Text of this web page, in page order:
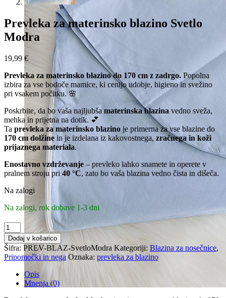
Prevleka za materinsko blazino Svetlo
Modra
19,99 €
Prevleka za materinsko blazino do 170 cm z zadrgo. Popolna
izbira za vse bodoče mamice, ki cenijo udobje, higieno in svežino
pri vsakem počitku. 🌸
Poskrbite, da bo vaša najljubša materinska blazina vedno sveža,
mehka in prijetna na dotik. 💕
Ta prevleka za materinsko blazino je primerna za vse blazine do
170 cm dolžine in je izdelana iz kakovostnega, zračnega in koži
prijaznega materiala.
Enostavno vzdrževanje – prevleko lahko snamete in operete v
pralnem stroju pri 40 °C, zato bo vaša blazina vedno čista in dišeča.
Na zalogi
Na zalogi, rok dobave 1-3 dni
Prevleka
za
materinsko
blazino
Svetlo
Modra
količina
Dodaj v košarico
Šifra: PREV-BLAZ-SvetloModra Kategoriji: Blazina za nosečnice,
Pripomočki in nega Oznaka: prevleka za blazino
Opis
Mnenja (0)